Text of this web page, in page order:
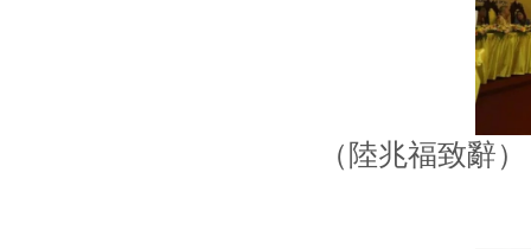
（陸兆福致辭）